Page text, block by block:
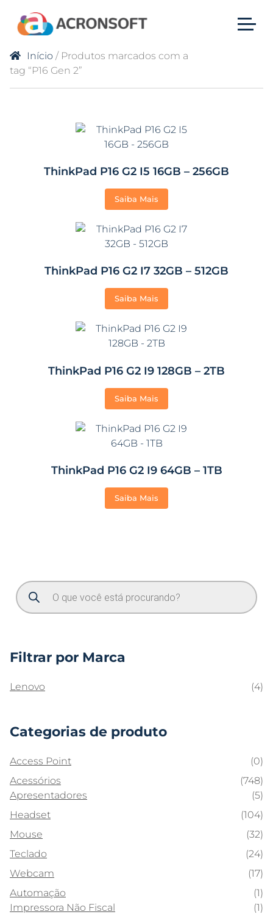
Início / Produtos marcados com a
tag “P16 Gen 2”
ThinkPad P16 G2 I5 16GB – 256GB
Saiba Mais
ThinkPad P16 G2 I7 32GB – 512GB
Saiba Mais
ThinkPad P16 G2 I9 128GB – 2TB
Saiba Mais
ThinkPad P16 G2 I9 64GB – 1TB
Saiba Mais
Filtrar por Marca
Lenovo (4)
Categorias de produto
Access Point
(0)
Acessórios
(748)
Apresentadores
(5)
Headset
(104)
Mouse
(32)
Teclado
(24)
Webcam
(17)
Automação
(1)
Impressora Não Fiscal
(1)